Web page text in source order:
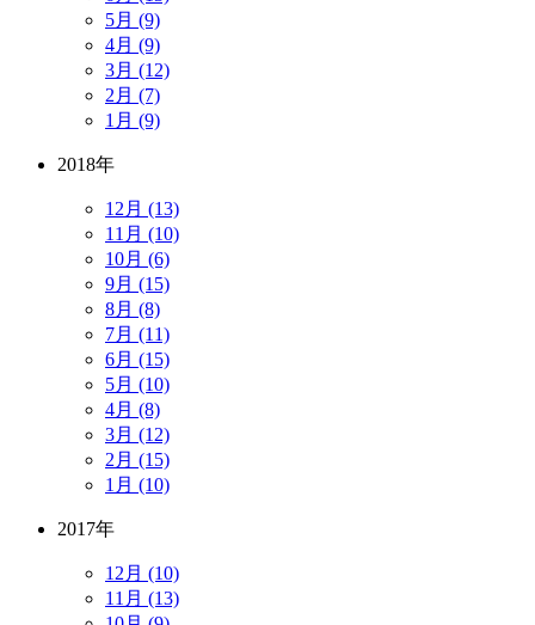
5月 (9)
4月 (9)
3月 (12)
2月 (7)
1月 (9)
2018年
12月 (13)
11月 (10)
10月 (6)
9月 (15)
8月 (8)
7月 (11)
6月 (15)
5月 (10)
4月 (8)
3月 (12)
2月 (15)
1月 (10)
2017年
12月 (10)
11月 (13)